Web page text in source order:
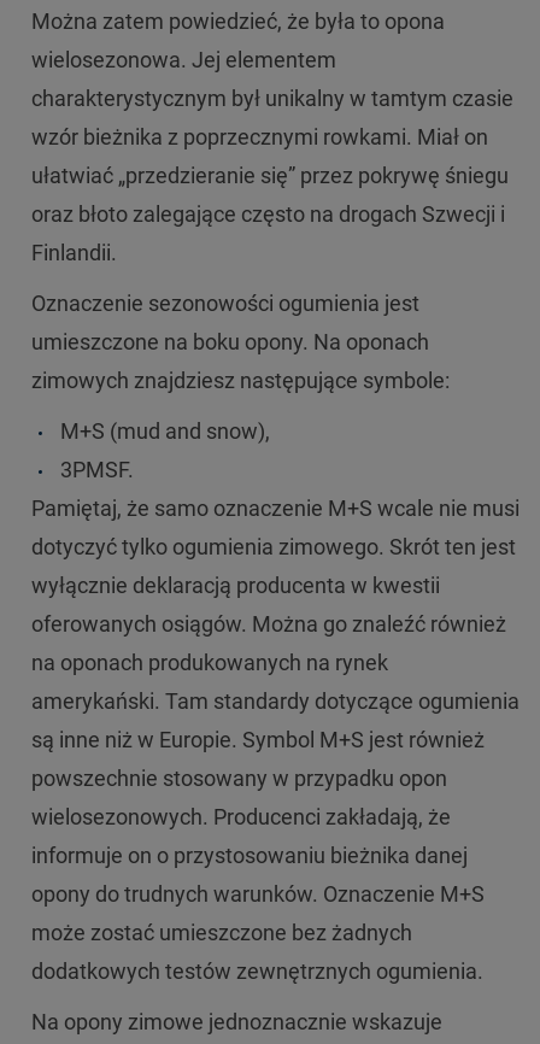
Można zatem powiedzieć, że była to opona
wielosezonowa. Jej elementem
charakterystycznym był unikalny w tamtym czasie
wzór bieżnika z poprzecznymi rowkami. Miał on
ułatwiać „przedzieranie się” przez pokrywę śniegu
oraz błoto zalegające często na drogach Szwecji i
Finlandii.
Oznaczenie sezonowości ogumienia jest
umieszczone na boku opony. Na oponach
zimowych znajdziesz następujące symbole:
M+S (mud and snow),
3PMSF.
Pamiętaj, że samo oznaczenie M+S wcale nie musi
dotyczyć tylko ogumienia zimowego. Skrót ten jest
wyłącznie deklaracją producenta w kwestii
oferowanych osiągów. Można go znaleźć również
na oponach produkowanych na rynek
amerykański. Tam standardy dotyczące ogumienia
są inne niż w Europie. Symbol M+S jest również
powszechnie stosowany w przypadku opon
wielosezonowych. Producenci zakładają, że
informuje on o przystosowaniu bieżnika danej
opony do trudnych warunków. Oznaczenie M+S
może zostać umieszczone bez żadnych
dodatkowych testów zewnętrznych ogumienia.
Na opony zimowe jednoznacznie wskazuje